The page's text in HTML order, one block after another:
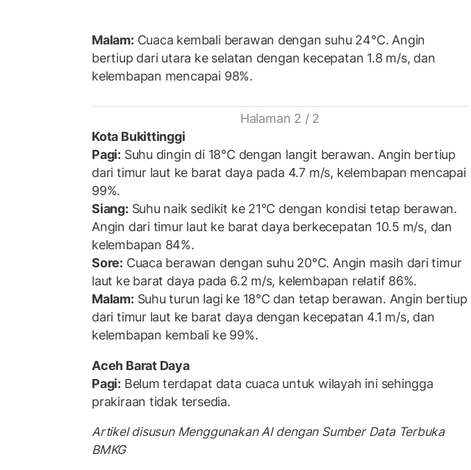
Malam:Cuaca kembali berawan dengan suhu 24°C. Angin
bertiup dari utara ke selatan dengan kecepatan 1.8 m/s, dan
kelembapan mencapai 98%.
Halaman 2 / 2
Kota Bukittinggi
Pagi:Suhu dingin di 18°C dengan langit berawan. Angin bertiup
dari timur laut ke barat daya pada 4.7 m/s, kelembapan mencapai
99%.
Siang:Suhu naik sedikit ke 21°C dengan kondisi tetap berawan.
Angin dari timur laut ke barat daya berkecepatan 10.5 m/s, dan
kelembapan 84%.
Sore:Cuaca berawan dengan suhu 20°C. Angin masih dari timur
laut ke barat daya pada 6.2 m/s, kelembapan relatif 86%.
Malam:Suhu turun lagi ke 18°C dan tetap berawan. Angin bertiup
dari timur laut ke barat daya dengan kecepatan 4.1 m/s, dan
kelembapan kembali ke 99%.
Aceh Barat Daya
Pagi:Belum terdapat data cuaca untuk wilayah ini sehingga
prakiraan tidak tersedia.
Artikel disusun Menggunakan AI dengan Sumber Data Terbuka
BMKG